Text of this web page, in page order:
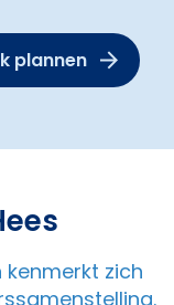
plannen
kenmerkt zich